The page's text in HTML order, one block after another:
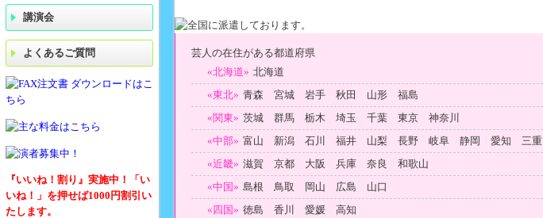
芸人の在住がある都道府県
«北海道» 北海道
«東北» 青森 宮城 岩手 秋田 山形 福島
«関東» 茨城 群馬 栃木 埼玉 千葉 東京 神奈川
«中部» 富山 新潟 石川 福井 山梨 長野 岐阜 静岡 愛知 三重
«近畿» 滋賀 京都 大阪 兵庫 奈良 和歌山
«中国» 島根 鳥取 岡山 広島 山口
«四国» 徳島 香川 愛媛 高知
講演会
よくあるご質問
『いいね！割り』実施中！「い
いね！」を押せば1000円割引い
たします。